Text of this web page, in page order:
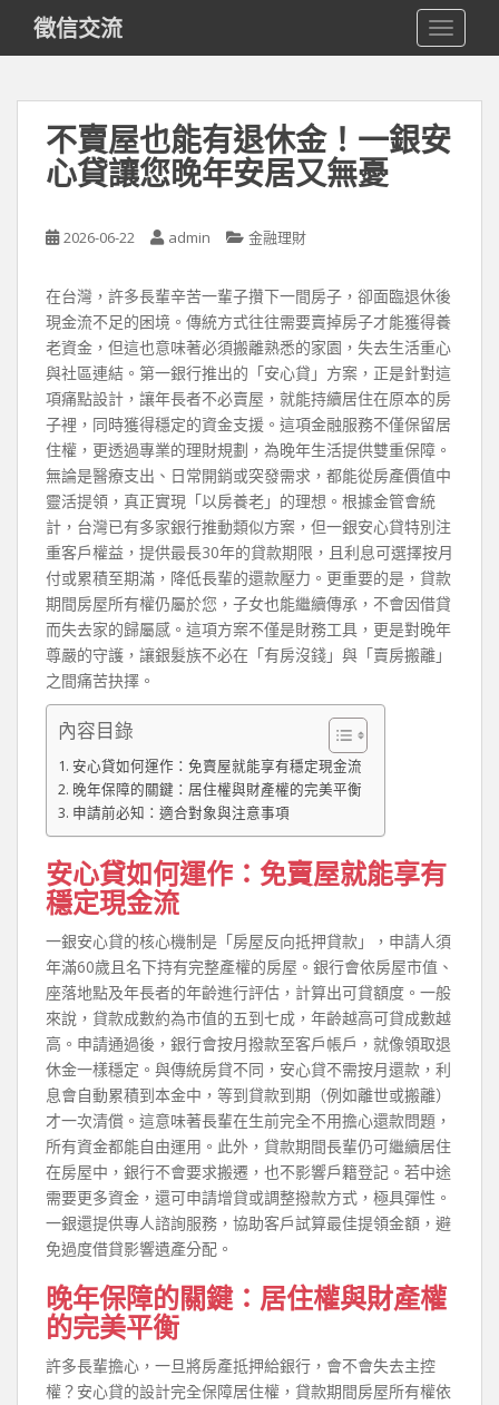
i
徵信交流
不賣屋也能有退休金！一銀安
心貸讓您晚年安居又無憂
2026-06-22 admin 金融理財
在台灣，許多長輩辛苦一輩子攢下一間房子，卻面臨退休後
現金流不足的困境。傳統方式往往需要賣掉房子才能獲得養
老資金，但這也意味著必須搬離熟悉的家園，失去生活重心
與社區連結。第一銀行推出的「安心貸」方案，正是針對這
項痛點設計，讓年長者不必賣屋，就能持續居住在原本的房
子裡，同時獲得穩定的資金支援。這項金融服務不僅保留居
住權，更透過專業的理財規劃，為晚年生活提供雙重保障。
無論是醫療支出、日常開銷或突發需求，都能從房產價值中
靈活提領，真正實現「以房養老」的理想。根據金管會統
計，台灣已有多家銀行推動類似方案，但一銀安心貸特別注
重客戶權益，提供最長30年的貸款期限，且利息可選擇按月
付或累積至期滿，降低長輩的還款壓力。更重要的是，貸款
期間房屋所有權仍屬於您，子女也能繼續傳承，不會因借貸
而失去家的歸屬感。這項方案不僅是財務工具，更是對晚年
尊嚴的守護，讓銀髮族不必在「有房沒錢」與「賣房搬離」
之間痛苦抉擇。
內容目錄
安心貸如何運作：免賣屋就能享有穩定現金流
晚年保障的關鍵：居住權與財產權的完美平衡
申請前必知：適合對象與注意事項
安心貸如何運作：免賣屋就能享有
穩定現金流
一銀安心貸的核心機制是「房屋反向抵押貸款」，申請人須
年滿60歲且名下持有完整產權的房屋。銀行會依房屋市值、
座落地點及年長者的年齡進行評估，計算出可貸額度。一般
來說，貸款成數約為市值的五到七成，年齡越高可貸成數越
高。申請通過後，銀行會按月撥款至客戶帳戶，就像領取退
休金一樣穩定。與傳統房貸不同，安心貸不需按月還款，利
息會自動累積到本金中，等到貸款到期（例如離世或搬離）
才一次清償。這意味著長輩在生前完全不用擔心還款問題，
所有資金都能自由運用。此外，貸款期間長輩仍可繼續居住
在房屋中，銀行不會要求搬遷，也不影響戶籍登記。若中途
需要更多資金，還可申請增貸或調整撥款方式，極具彈性。
一銀還提供專人諮詢服務，協助客戶試算最佳提領金額，避
免過度借貸影響遺產分配。
晚年保障的關鍵：居住權與財產權
的完美平衡
許多長輩擔心，一旦將房產抵押給銀行，會不會失去主控
權？安心貸的設計完全保障居住權，貸款期間房屋所有權依